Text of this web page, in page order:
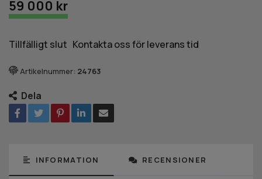
59 000 kr
Tillfälligt slut Kontakta oss för leverans tid
Artikelnummer: 24763
Dela
INFORMATION RECENSIONER